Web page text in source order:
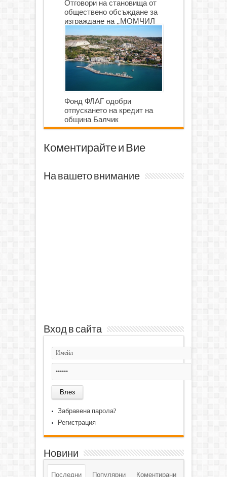
Отговори на становища от
обществено обсъждане за
изграждане на „МОМЧИЛ
ГОЛФ И ГОЛФ ИГРИЩЕ”
Фонд ФЛАГ одобри
отпускането на кредит на
община Балчик
Коментирайте и Вие
На вашето внимание
Вход в сайта
Забравена парола?
Регистрация
Новини
Последни Популярни Коментирани